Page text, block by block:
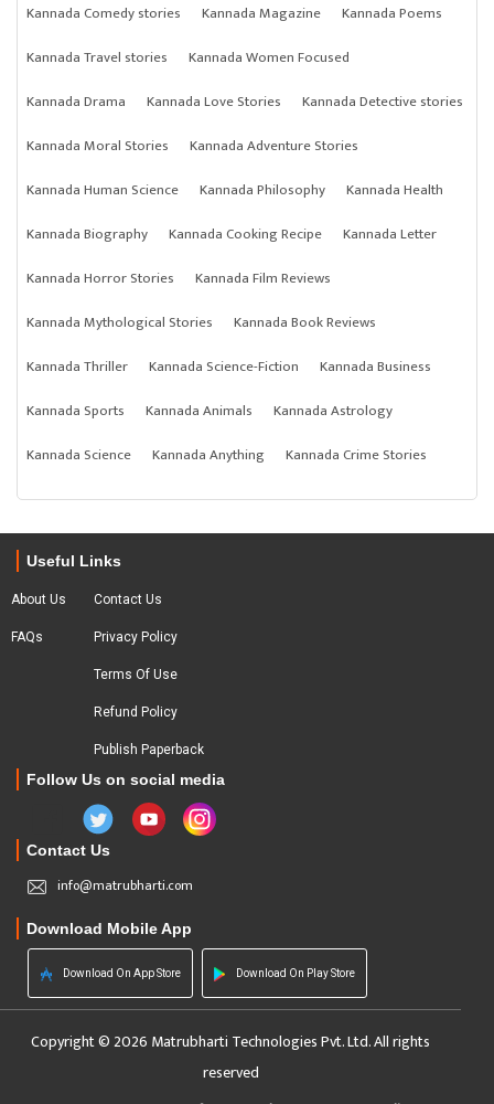
Kannada Comedy stories
Kannada Magazine
Kannada Poems
Kannada Travel stories
Kannada Women Focused
Kannada Drama
Kannada Love Stories
Kannada Detective stories
Kannada Moral Stories
Kannada Adventure Stories
Kannada Human Science
Kannada Philosophy
Kannada Health
Kannada Biography
Kannada Cooking Recipe
Kannada Letter
Kannada Horror Stories
Kannada Film Reviews
Kannada Mythological Stories
Kannada Book Reviews
Kannada Thriller
Kannada Science-Fiction
Kannada Business
Kannada Sports
Kannada Animals
Kannada Astrology
Kannada Science
Kannada Anything Kannada Crime Stories
Useful Links
About Us
FAQs
Contact Us
Privacy Policy
Terms Of Use
Refund Policy
Publish Paperback
Follow Us on social media
Contact Us
info@matrubharti.com
Download Mobile App
Download On App Store Download On Play Store
Copyright © 2026 Matrubharti Technologies Pvt. Ltd. All rights
reserved